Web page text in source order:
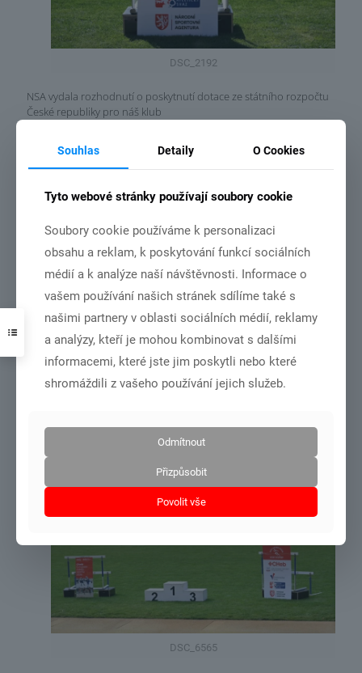
DSC_2192
NSA vydala rozhodnutí o poskytnutí dotace ze státního rozpočtu
České republiky pro náš klub
DSC01001
3.7.2026
DSC_6565
21.6.2026
Souhlas Detaily O Cookies
Tyto webové stránky používají soubory cookie
Soubory cookie používáme k personalizaci
obsahu a reklam, k poskytování funkcí sociálních
médií a k analýze naší návštěvnosti. Informace o
vašem používání našich stránek sdílíme také s
našimi partnery v oblasti sociálních médií, reklamy
a analýzy, kteří je mohou kombinovat s dalšími
informacemi, které jste jim poskytli nebo které
shromáždili z vašeho používání jejich služeb.
Odmítnout
Přizpůsobit
Povolit vše